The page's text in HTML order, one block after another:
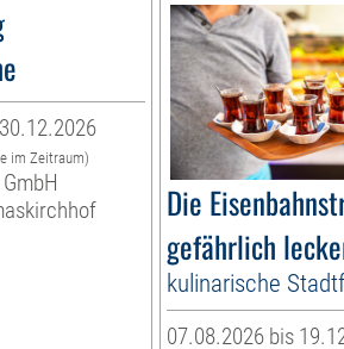
im Zeitraum)
Die
gefährlich
kulinarische
07.08.2026 bis